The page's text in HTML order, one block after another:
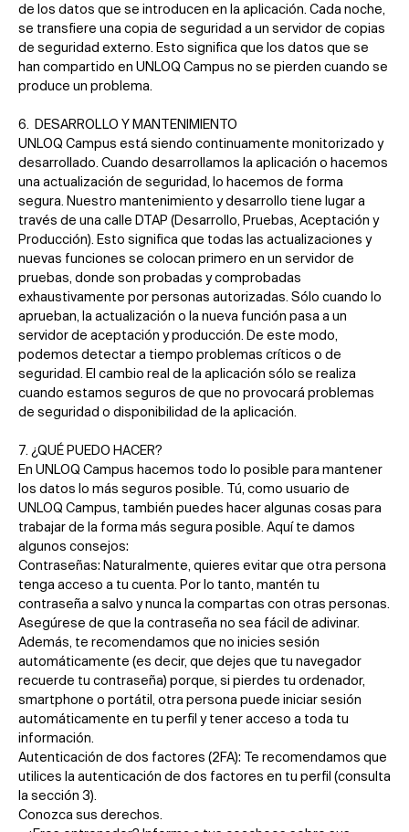
de los datos que se introducen en la aplicación. Cada noche,
se transfiere una copia de seguridad a un servidor de copias
de seguridad externo. Esto significa que los datos que se
han compartido en UNLOQ Campus no se pierden cuando se
produce un problema.
6. DESARROLLO Y MANTENIMIENTO
UNLOQ Campus está siendo continuamente monitorizado y
desarrollado. Cuando desarrollamos la aplicación o hacemos
una actualización de seguridad, lo hacemos de forma
segura. Nuestro mantenimiento y desarrollo tiene lugar a
través de una calle DTAP (Desarrollo, Pruebas, Aceptación y
Producción). Esto significa que todas las actualizaciones y
nuevas funciones se colocan primero en un servidor de
pruebas, donde son probadas y comprobadas
exhaustivamente por personas autorizadas. Sólo cuando lo
aprueban, la actualización o la nueva función pasa a un
servidor de aceptación y producción. De este modo,
podemos detectar a tiempo problemas críticos o de
seguridad. El cambio real de la aplicación sólo se realiza
cuando estamos seguros de que no provocará problemas
de seguridad o disponibilidad de la aplicación.
7. ¿QUÉ PUEDO HACER?
En UNLOQ Campus hacemos todo lo posible para mantener
los datos lo más seguros posible. Tú, como usuario de
UNLOQ Campus, también puedes hacer algunas cosas para
trabajar de la forma más segura posible. Aquí te damos
algunos consejos:
Contraseñas: Naturalmente, quieres evitar que otra persona
tenga acceso a tu cuenta. Por lo tanto, mantén tu
contraseña a salvo y nunca la compartas con otras personas.
Asegúrese de que la contraseña no sea fácil de adivinar.
Además, te recomendamos que no inicies sesión
automáticamente (es decir, que dejes que tu navegador
recuerde tu contraseña) porque, si pierdes tu ordenador,
smartphone o portátil, otra persona puede iniciar sesión
automáticamente en tu perfil y tener acceso a toda tu
información.
Autenticación de dos factores (2FA): Te recomendamos que
utilices la autenticación de dos factores en tu perfil (consulta
la sección 3).
Conozca sus derechos.